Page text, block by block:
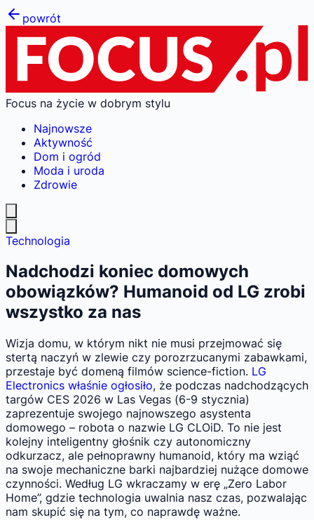
powrót
Focus na życie w dobrym stylu
Najnowsze
Aktywność
Dom i ogród
Moda i uroda
Zdrowie
Technologia
Nadchodzi koniec domowych
obowiązków? Humanoid od LG zrobi
wszystko za nas
Wizja domu, w którym nikt nie musi przejmować się
stertą naczyń w zlewie czy porozrzucanymi zabawkami,
przestaje być domeną filmów science-fiction. LG
Electronics właśnie ogłosiło, że podczas nadchodzących
targów CES 2026 w Las Vegas (6-9 stycznia)
zaprezentuje swojego najnowszego asystenta
domowego – robota o nazwie LG CLOiD. To nie jest
kolejny inteligentny głośnik czy autonomiczny
odkurzacz, ale pełnoprawny humanoid, który ma wziąć
na swoje mechaniczne barki najbardziej nużące domowe
czynności. Według LG wkraczamy w erę „Zero Labor
Home”, gdzie technologia uwalnia nasz czas, pozwalając
nam skupić się na tym, co naprawdę ważne.